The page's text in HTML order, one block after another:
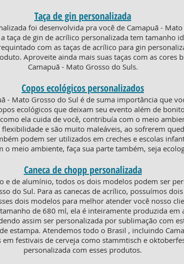
Taça de gin personalizada
foi desenvolvida pra você de Camapuã -
taça de gin de acrílico personalizada tem tamanho
com as taças de acrílico para gin
Aproveite ainda mais suas taças com as cores
Camapuã - Mato Grosso do Suls.
Copos ecológicos personalizados
- Mato Grosso do Sul é de suma importância que
ecológicos que deixam seu evento além de
ela cuida de você, contribuía com o meio
e são muito maleáveis, ao sofrerem
podem ser utilizados em creches e escolas
o meio ambiente, faça sua parte também, seja
Caneca de chopp personalizada
e de alumínio, todos os dois modelos podem ser
do Sul. Para as canecas de acrílico, possuímos
dois modelos para melhor atender você nosso
de 680 ml, ela é inteiramente produzida
assim ser personalizada por sublimação com
estampa. Atendemos todo o Brasil , incluindo
festivais de cerveja como stammtisch e
personalizada com esses produtos.